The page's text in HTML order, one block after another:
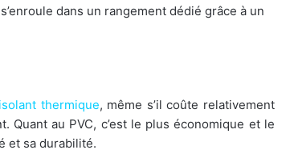
dans un rangement dédié grâce à un
isolant thermique, même s’il coûte relativement
Quant au PVC, c’est le plus économique et le
et sa durabilité.